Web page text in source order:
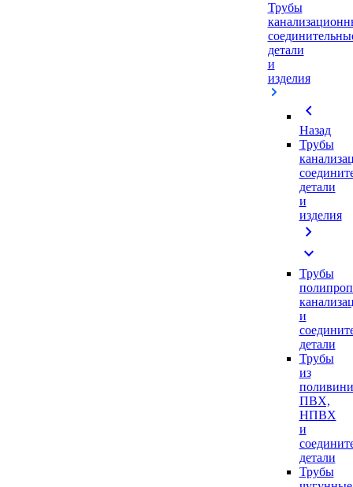
Трубы
детали
и
изделия
chevron_left
Назад
Трубы
детали
и
изделия
chevron_right
expand_more
Трубы
и
детали
Трубы
из
ПВХ,
НПВХ
и
детали
Трубы